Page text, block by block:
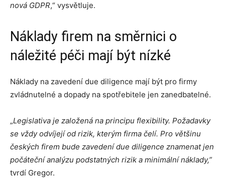
nová GDPR,“ vysvětluje.
Náklady firem na směrnici o
náležité péči mají být nízké
Náklady na zavedení due diligence mají být pro firmy
zvládnutelné a dopady na spotřebitele jen zanedbatelné.
„Legislativa je založená na principu flexibility. Požadavky
se vždy odvíjejí od rizik, kterým firma čelí. Pro většinu
českých firem bude zavedení due diligence znamenat jen
počáteční analýzu podstatných rizik a minimální náklady,”
tvrdí Gregor.